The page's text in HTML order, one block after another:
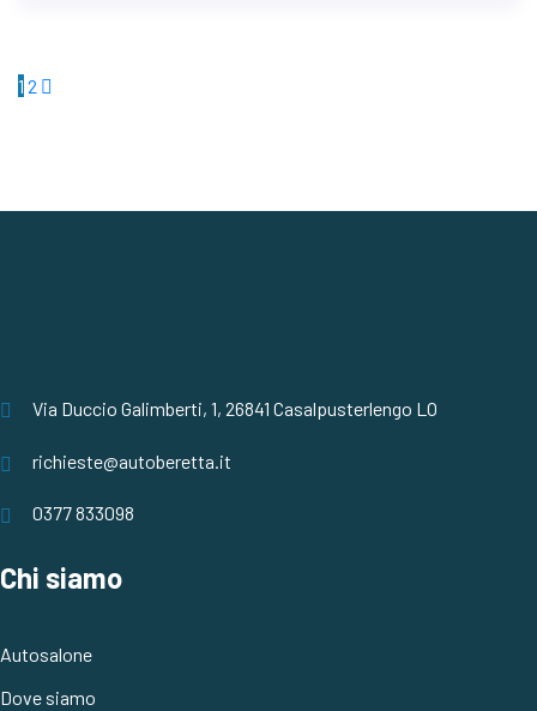
Paginazione
1 2
Via Duccio Galimberti, 1, 26841 Casalpusterlengo LO
richieste@autoberetta.it
0377 833098
Chi siamo
Autosalone
Dove siamo